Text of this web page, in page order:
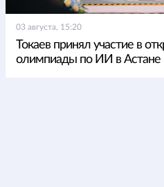
03 августа, 15:20
Токаев принял участие в
олимпиады по ИИ в Астане